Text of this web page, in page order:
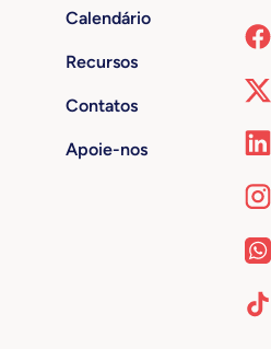
Calendário
Recursos
Contatos
Apoie-nos